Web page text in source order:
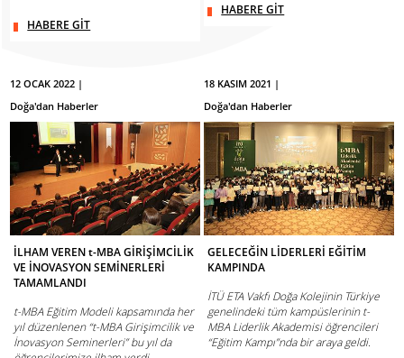
HABERE GİT
HABERE GİT
12 OCAK 2022 |
Doğa'dan Haberler
İLHAM VEREN t-MBA GİRİŞİMCİLİK
VE İNOVASYON SEMİNERLERİ
TAMAMLANDI
t-MBA Eğitim Modeli kapsamında her
yıl düzenlenen “t-MBA Girişimcilik ve
İnovasyon Seminerleri” bu yıl da
18 KASIM 2021 |
Doğa'dan Haberler
GELECEĞİN LİDERLERİ EĞİTİM
KAMPINDA
İTÜ ETA Vakfı Doğa Kolejinin Türkiye
genelindeki tüm kampüslerinin t-
MBA Liderlik Akademisi öğrencileri
“Eğitim Kampı”nda bir araya geldi.